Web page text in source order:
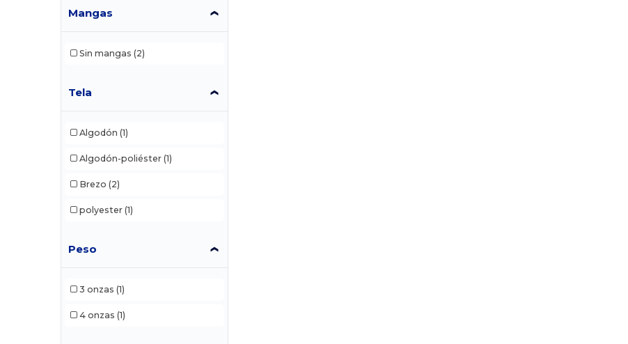
Mangas
Sin mangas (2)
Tela
Algodón (1)
Algodón-poliéster (1)
Brezo (2)
polyester (1)
Peso
3 onzas (1)
4 onzas (1)